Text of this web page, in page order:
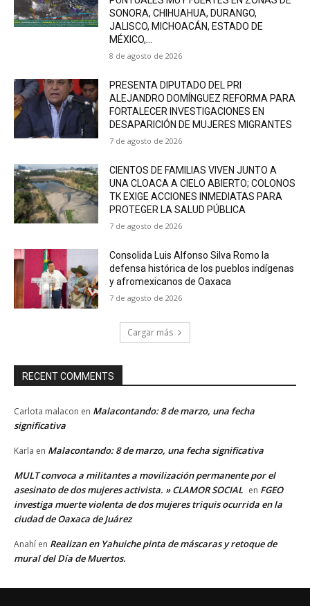
SONORA, CHIHUAHUA, DURANGO,
JALISCO, MICHOACÁN, ESTADO DE
MÉXICO,...
8 de agosto de 2026
PRESENTA DIPUTADO DEL PRI
ALEJANDRO DOMÍNGUEZ REFORMA PARA
FORTALECER INVESTIGACIONES EN
DESAPARICIÓN DE MUJERES MIGRANTES
7 de agosto de 2026
CIENTOS DE FAMILIAS VIVEN JUNTO A
UNA CLOACA A CIELO ABIERTO; COLONOS
TK EXIGE ACCIONES INMEDIATAS PARA
PROTEGER LA SALUD PÚBLICA
7 de agosto de 2026
Consolida Luis Alfonso Silva Romo la
defensa histórica de los pueblos indígenas
y afromexicanos de Oaxaca
7 de agosto de 2026
Cargar más
RECENT COMMENTS
Carlota malacon en Malacontando: 8 de marzo, una fecha
significativa
Karla en Malacontando: 8 de marzo, una fecha significativa
MULT convoca a militantes a movilización permanente por el
asesinato de dos mujeres activista. » CLAMOR SOCIAL en FGEO
investiga muerte violenta de dos mujeres triquis ocurrida en la
ciudad de Oaxaca de Juárez
Anahí en Realizan en Yahuiche pinta de máscaras y retoque de
mural del Día de Muertos.